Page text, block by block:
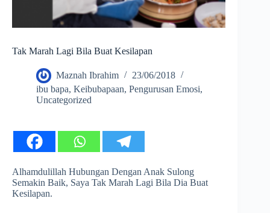
Tak Marah Lagi Bila Buat Kesilapan
Maznah Ibrahim
23/06/2018
ibu bapa, Keibubapaan, Pengurusan Emosi,
Uncategorized
Alhamdulillah Hubungan Dengan Anak Sulong
Semakin Baik, Saya Tak Marah Lagi Bila Dia Buat
Kesilapan.